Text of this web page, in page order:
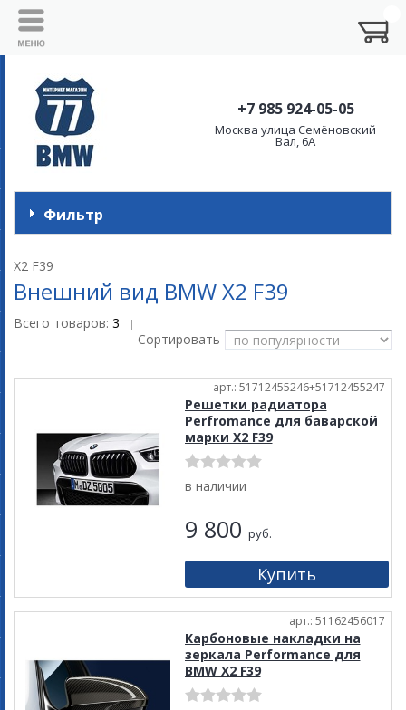
+7 985 924-05-05
Москва улица Семёновский
Вал, 6А
Фильтр
X2 F39
Внешний вид BMW X2 F39
Всего товаров: 3 |
Сортировать
арт.: 51712455246+51712455247
Решетки радиатора
Perfromance для баварской
марки X2 F39
в наличии
9 800 руб.
арт.: 51162456017
Карбоновые накладки на
зеркала Performance для
BMW X2 F39